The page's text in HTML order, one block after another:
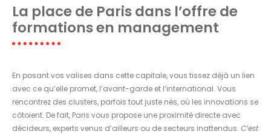
La place de Paris dans l’offre de
formations en management
En posant vos valises dans cette capitale, vous tissez déjà un lien
avec ce qu’elle promet, l’avant-garde et l’international. Vous
rencontrez des clusters, parfois tout juste nés, où les innovations se
côtoient. De fait, Paris vous propose une proximité directe avec
décideurs, experts venus d’ailleurs ou de secteurs inattendus. C’est